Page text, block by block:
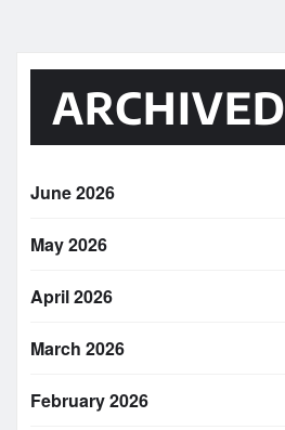
ARCHIVED
June 2026
May 2026
April 2026
March 2026
February 2026